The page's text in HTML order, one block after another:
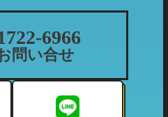
につきましては、下記の
て利用させて頂きます。
状況の確認など、当社の
権管理のため
6966
問い合せ